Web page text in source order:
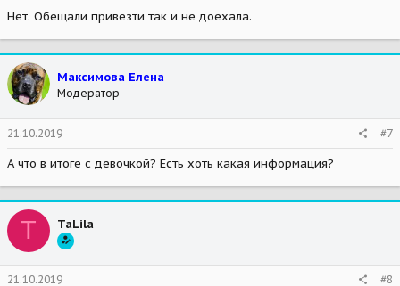
Нет. Обещали привезти так и не доехала.
Максимова Елена
Модератор
21.10.2019 #7
А что в итоге с девочкой? Есть хоть какая информация?
T TaLila
21.10.2019 #8